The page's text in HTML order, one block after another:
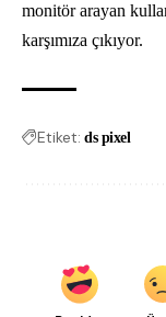
monitör arayan
karşımıza çıkıyor.
Etiket: ds pixel